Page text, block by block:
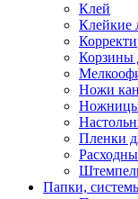
Клей
Клейкие
Корзины
Ножи
Пленки
Папки,